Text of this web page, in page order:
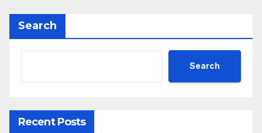
Search
Search
Recent Posts